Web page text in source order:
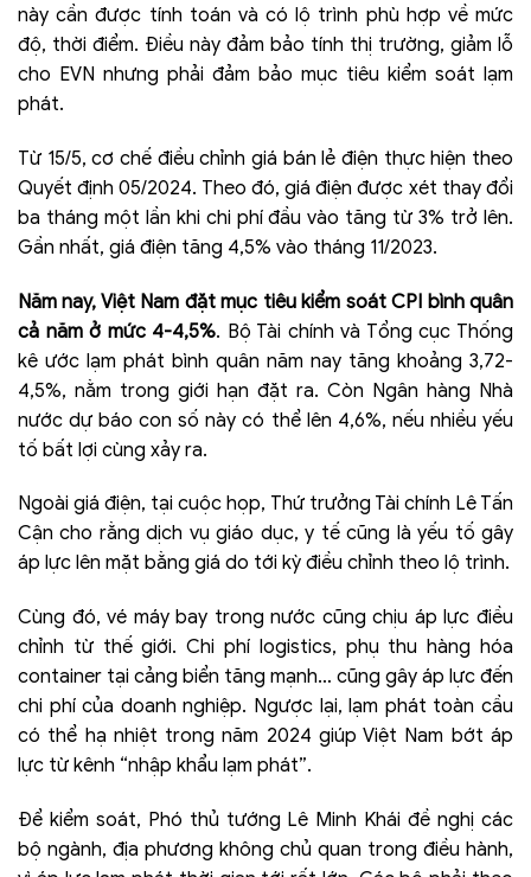
này cần được tính toán và có lộ trình phù hợp về mức
độ, thời điểm. Điều này đảm bảo tính thị trường, giảm lỗ
cho EVN nhưng phải đảm bảo mục tiêu kiểm soát lạm
phát.
Từ 15/5, cơ chế điều chỉnh giá bán lẻ điện thực hiện theo
Quyết định 05/2024. Theo đó, giá điện được xét thay đổi
ba tháng một lần khi chi phí đầu vào tăng từ 3% trở lên.
Gần nhất, giá điện tăng 4,5% vào tháng 11/2023.
Năm nay, Việt Nam đặt mục tiêu kiểm soát CPI bình quân
cả năm ở mức 4-4,5%. Bộ Tài chính và Tổng cục Thống
kê ước lạm phát bình quân năm nay tăng khoảng 3,72-
4,5%, nằm trong giới hạn đặt ra. Còn Ngân hàng Nhà
nước dự báo con số này có thể lên 4,6%, nếu nhiều yếu
tố bất lợi cùng xảy ra.
Ngoài giá điện, tại cuộc họp, Thứ trưởng Tài chính Lê Tấn
Cận cho rằng dịch vụ giáo dục, y tế cũng là yếu tố gây
áp lực lên mặt bằng giá do tới kỳ điều chỉnh theo lộ trình.
Cùng đó, vé máy bay trong nước cũng chịu áp lực điều
chỉnh từ thế giới. Chi phí logistics, phụ thu hàng hóa
container tại cảng biển tăng mạnh… cũng gây áp lực đến
chi phí của doanh nghiệp. Ngược lại, lạm phát toàn cầu
có thể hạ nhiệt trong năm 2024 giúp Việt Nam bớt áp
lực từ kênh “nhập khẩu lạm phát”.
Để kiểm soát, Phó thủ tướng Lê Minh Khái đề nghị các
bộ ngành, địa phương không chủ quan trong điều hành,